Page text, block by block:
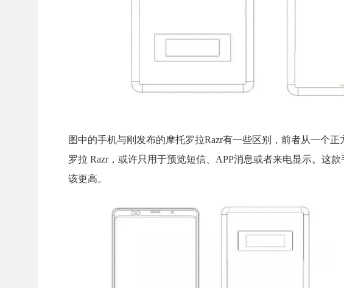
图中的手机与刚发布的摩托罗拉Razr有一些区别，前者从一个
罗拉 Razr，或许只用于预览短信、APP消息或者来电显示。这
该更高。